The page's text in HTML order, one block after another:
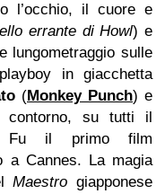
l’occhio, il cuore e
errante di Howl) e
lungometraggio sulle
in giacchetta
(Monkey Punch) e
contorno, su tutti il
Fu il primo film
a Cannes. La magia
Maestro giapponese